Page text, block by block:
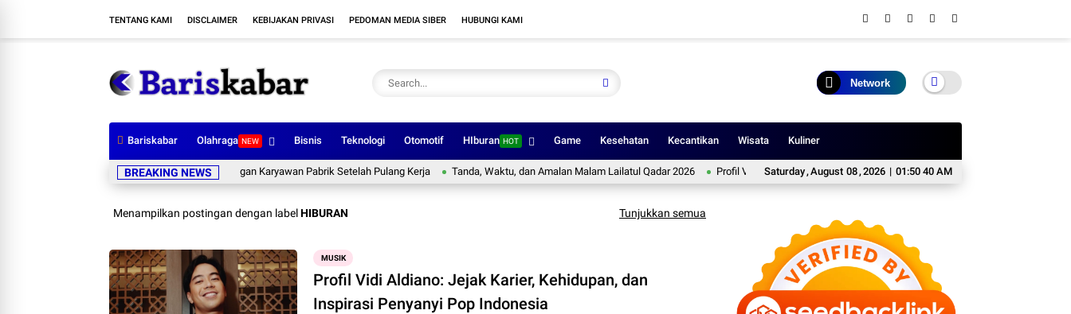
TENTANG KAMI DISCLAIMER KEBIJAKAN PRIVASI PEDOMAN MEDIA SIBER HUBUNGI KAMI
Network
Bariskabar Olahraga NEW Bisnis Teknologi Otomotif HIburan HOT Game Kesehatan Kecantikan Wisata Kuliner
Saturday,August 08,2026 | 01:50 40 AM
BREAKING NEWS
Ide Usaha Sampingan Karyawan Pabrik Setelah Pulang Kerja Tanda, Waktu, dan Amalan Malam Lailatul Qadar 2026 Profil Vidi Aldiano: Jejak Karier, Kehidupan, dan Inspirasi Penyanyi Pop Indonesia
Menampilkan postingan dengan labelHIBURAN Tunjukkan semua
MUSIK
Profil Vidi Aldiano: Jejak Karier, Kehidupan, dan
Inspirasi Penyanyi Pop Indonesia